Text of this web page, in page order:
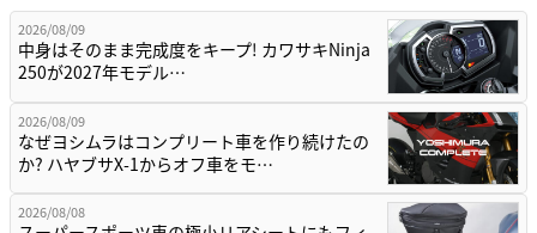
2026/08/09
中身はそのまま完成度をキープ! カワサキNinja
250が2027年モデル…
2026/08/09
なぜヨシムラはコンプリート車を作り続けたの
か? ハヤブサX-1からオフ車をモ…
2026/08/08